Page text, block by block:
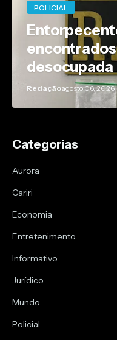
POLICIAL
policial em
Redaçãoagosto 06, 2026
Categorias
Aurora
Cariri
Economia
Entretenimento
Informativo
Jurídico
Mundo
Policial